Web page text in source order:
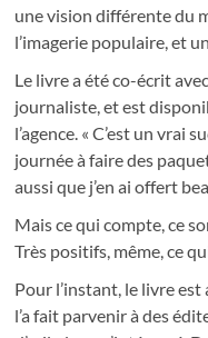
une vision différente du
l’imagerie populaire, et
Le livre a été co-écrit
journaliste, et est
l’agence. « C’est un vrai
journée à faire des
aussi que j’en ai offert
Mais ce qui compte, ce
Très positifs, même, ce
Pour l’instant, le livre
l’a fait parvenir à des